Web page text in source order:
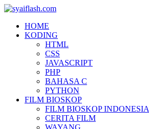
HOME
KODING
HTML
CSS
JAVASCRIPT
PHP
BAHASA C
PYTHON
FILM BIOSKOP
FILM BIOSKOP INDONESIA
CERITA FILM
WAYANG